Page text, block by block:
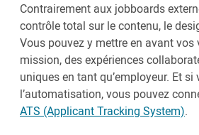
Contrairement aux jobboards
contrôle total sur le contenu, le
Vous pouvez y mettre en avant vos
mission, des expériences
uniques en tant qu’employeur. Et
l’automatisation, vous pouvez
ATS (Applicant Tracking System).